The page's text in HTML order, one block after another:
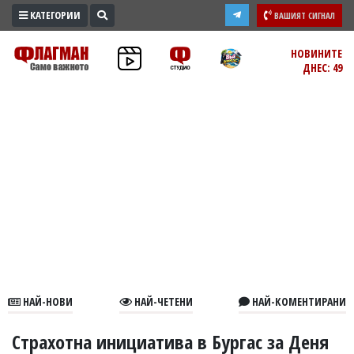
ПРОМО
ЗОНА
В
КАТЕГОРИИ ВАШИЯТ СИГНАЛ
НОВИНИТЕ
ДНЕС: 49
НАЙ-НОВИ НАЙ-ЧЕТЕНИ НАЙ-КОМЕНТИРАНИ
Страхотна инициатива в Бургас за Деня